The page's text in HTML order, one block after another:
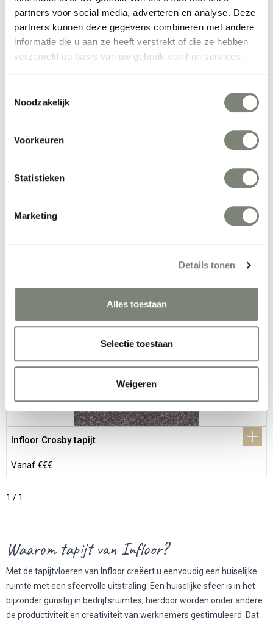
partners voor social media, adverteren en analyse. Deze
partners kunnen deze gegevens combineren met andere
informatie die u aan ze heeft verstrekt of die ze hebben
verzameld op basis van uw gebruik van hun services.
Noodzakelijk
Voorkeuren
Statistieken
Marketing
Details tonen
Alles toestaan
Selectie toestaan
Weigeren
Infloor Crash tapijt
Vanaf €€
Vanaf €€€
Vanaf €€€
Infloor Crosby tapijt
Vanaf €€€
1 / 1
Waarom tapijt van Infloor?
Met de tapijtvloeren van Infloor creëert u eenvoudig een huiselijke
ruimte met een sfeervolle uitstraling. Een huiselijke sfeer is in het
bijzonder gunstig in bedrijfsruimtes; hierdoor worden onder andere
de productiviteit en creativiteit van werknemers gestimuleerd. Dat